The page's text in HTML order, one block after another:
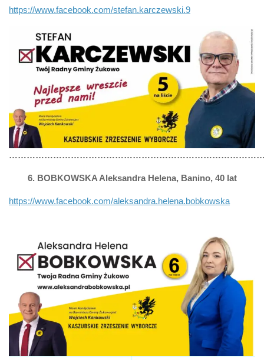
https://www.facebook.com/stefan.karczewski.9
6. BOBKOWSKA Aleksandra Helena, Banino, 40 lat
https://www.facebook.com/aleksandra.helena.bobkowska